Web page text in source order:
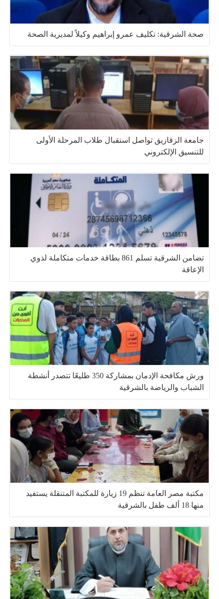
صحة الشرقية: تكليف عمرو إبراهيم وكيلاً لمديرية الصحة
جامعة الزقازيق تواصل استقبال طلاب المرحلة الأولى
للتنسيق الإلكتروني
تضامن الشرقية تسلم 861 بطاقة خدمات متكاملة لذوي
الإعاقة
ورش مكافحة الإدمان بمشاركة 350 طليعًا تتصدر أنشطة
الشباب والرياضة بالشرقية
مكتبة مصر العامة تنظم 19 زيارة للمكتبة المتنقلة يستفيد
منها 18 ألف طفل بالشرقية